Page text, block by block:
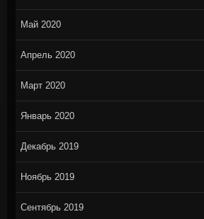
Май 2020
Апрель 2020
Март 2020
Январь 2020
Декабрь 2019
Ноябрь 2019
Сентябрь 2019